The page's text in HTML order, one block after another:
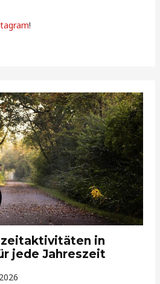
!
in
jede Jahreszeit